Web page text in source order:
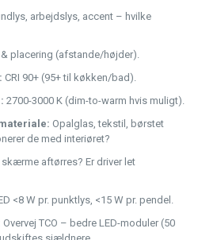
arbejdslys, accent – hvilke
& placering (afstande/højder).
CRI 90+ (95+ til køkken/bad).
2700-3000 K (dim-to-warm hvis muligt).
Opalglas, tekstil, børstet
de med interiøret?
skærme aftørres? Er driver let
<8 W pr. punktlys, <15 W pr. pendel.
Overvej TCO – bedre LED-moduler (50